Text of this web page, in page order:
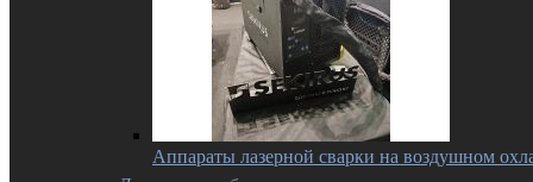
Аппараты лазерной сварки на воздушном